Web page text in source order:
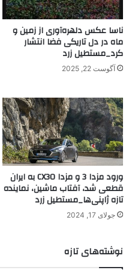
ناسا عکس دلهره‌آوری از زمین و
ماه در دل تاریکی فضا انتشار
کرد_مستطیل زرد
آگوست 22, 2025
ورود مزدا 3 و مزدا CX30 به ایران
قطعی شد، آفتاب ماشین، نماینده
تازه ژاپنی‌ها_مستطیل زرد
جولای 17, 2024
نوشته‌های تازه